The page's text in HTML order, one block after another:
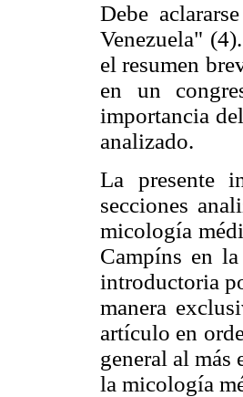
Debe
Venezuela"
el resumen
en un
importancia
analizado.
La presente
secciones
micología
Campíns en
introductoria
manera
artículo en
general al más
la micología